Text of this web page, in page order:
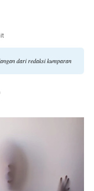
dari redaksi kumparan